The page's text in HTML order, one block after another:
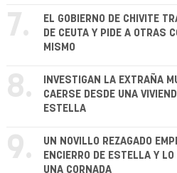
7.
EL GOBIERNO DE CHIVITE
DE CEUTA Y PIDE A OTRAS
MISMO
8.
INVESTIGAN LA EXTRAÑA
CAERSE DESDE UNA
ESTELLA
9.
UN NOVILLO REZAGADO
ENCIERRO DE ESTELLA Y
UNA CORNADA